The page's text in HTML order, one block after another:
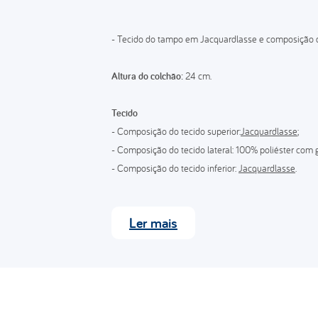
- Tecido do tampo em Jacquardlasse e composição
Altura do colchão:24 cm.
Tecido
- Composição do tecido superior:Jacquardlasse;
- Composição do tecido lateral: 100% poliéster com
- Composição do tecido inferior:Jacquardlasse.
- Pillow top bordado em matelassê com espuma
Lermais